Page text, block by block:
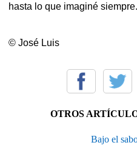
hasta lo que imaginé siempre.
© José Luis
OTROS
Bajo el